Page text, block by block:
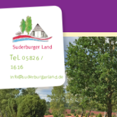
Tel.05826 /
1616
info@suderburgerland.de